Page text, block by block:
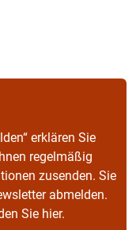
erklären Sie
regelmäßig
zusenden. Sie
abmelden.
Sie hier.